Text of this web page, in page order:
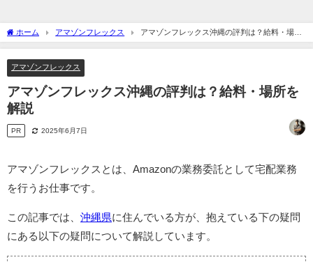
ホーム アマゾンフレックス
アマゾンフレックス沖縄の評判は？給料・場所
を解説
アマゾンフレックス
アマゾンフレックス沖縄の評判は？給料・場所を
解説
PR 2025年6月7日
アマゾンフレックスとは、Amazonの業務委託として宅配業務
を行うお仕事です。
この記事では、 沖縄県に住んでいる方が、抱えている下の疑問
にある以下の疑問について解説しています。